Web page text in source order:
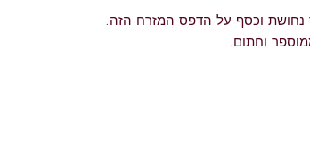
נחושת וכסף על הדפס המזרח הזה.
וחתום.